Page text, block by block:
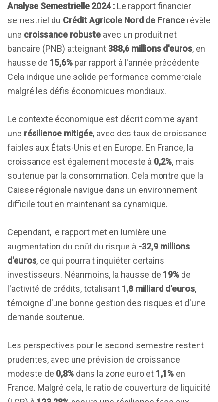
Analyse Semestrielle 2024 : Le rapport financier
semestriel du Crédit Agricole Nord de France révèle
une croissance robuste avec un produit net
bancaire (PNB) atteignant 388,6 millions d'euros, en
hausse de 15,6% par rapport à l'année précédente.
Cela indique une solide performance commerciale
malgré les défis économiques mondiaux.
Le contexte économique est décrit comme ayant
une résilience mitigée, avec des taux de croissance
faibles aux États-Unis et en Europe. En France, la
croissance est également modeste à 0,2%, mais
soutenue par la consommation. Cela montre que la
Caisse régionale navigue dans un environnement
difficile tout en maintenant sa dynamique.
Cependant, le rapport met en lumière une
augmentation du coût du risque à -32,9 millions
d'euros, ce qui pourrait inquiéter certains
investisseurs. Néanmoins, la hausse de 19% de
l'activité de crédits, totalisant 1,8 milliard d'euros,
témoigne d'une bonne gestion des risques et d'une
demande soutenue.
Les perspectives pour le second semestre restent
prudentes, avec une prévision de croissance
modeste de 0,8% dans la zone euro et 1,1% en
France. Malgré cela, le ratio de couverture de liquidité